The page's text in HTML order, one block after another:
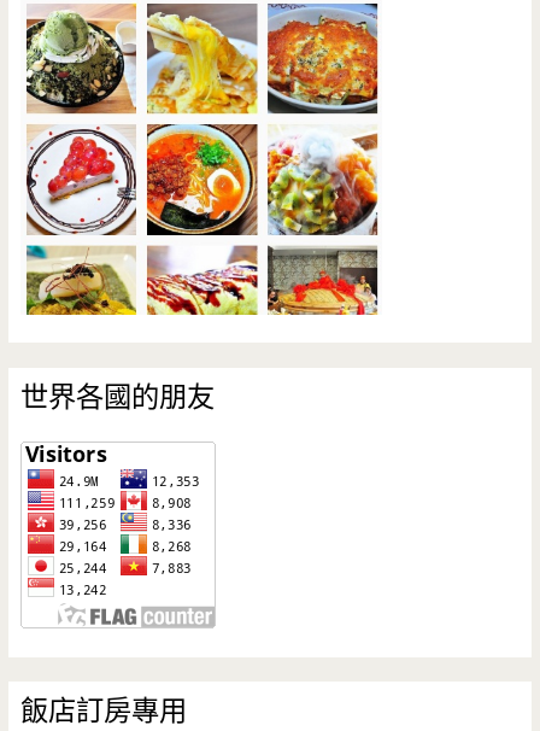
世界各國的朋友
飯店訂房專用